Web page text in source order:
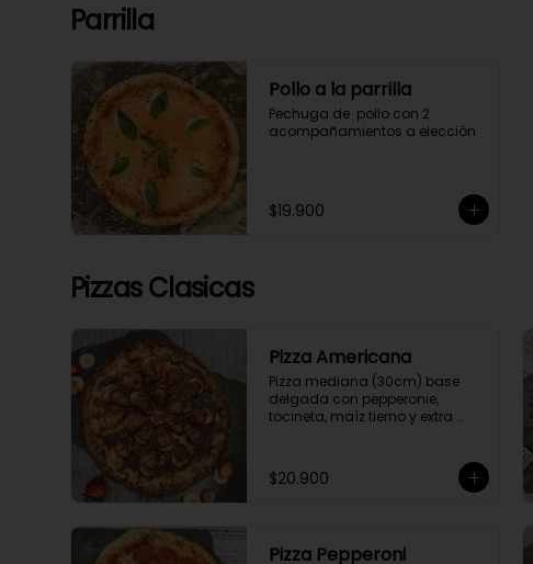
Parrilla
Pollo a la parrilla
Pechuga de  pollo con 2
acompañamientos a elección
$19.900
Pizzas Clasicas
Pizza Americana
Pizza mediana (30cm) base
delgada con pepperonie,
tocineta, maíz tierno y extra
$20.900
Pizza Pepperoni